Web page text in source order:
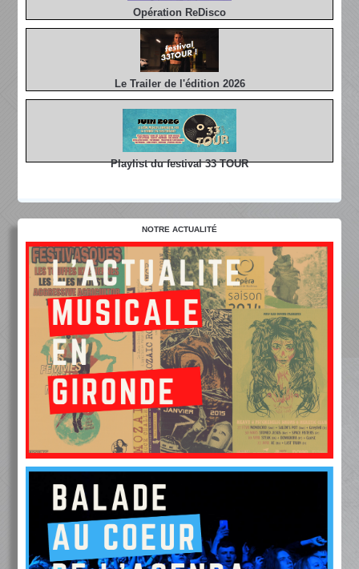
Opération ReDisco
Le Trailer de l'édition 2026
Playlist du festival 33 TOUR
NOTRE ACTUALITÉ